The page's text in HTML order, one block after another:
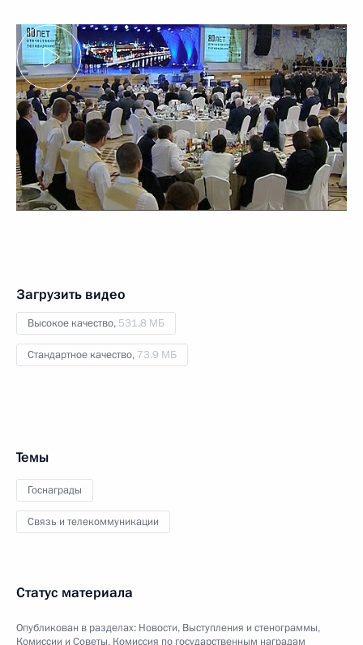
Загрузить видео
Высокое качество, 531.8 МБ
Стандартное качество, 73.9 МБ
Темы
Госнаграды
Связь и телекоммуникации
Статус материала
Опубликован в разделах: Новости, Выступления и стенограммы,
Комиссии и Советы, Комиссия по государственным наградам